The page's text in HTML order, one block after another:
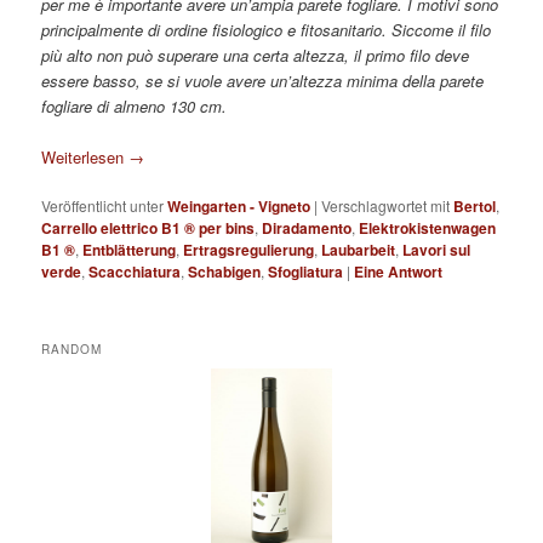
principalmente di ordine fisiologico e fitosanitario. Siccome il filo
più alto non può superare una certa altezza, il primo filo deve
essere basso, se si vuole avere un’altezza minima della parete
fogliare di almeno 130 cm.
Weiterlesen →
Veröffentlicht unterWeingarten - Vigneto |Verschlagwortet mit Bertol,
Carrello elettrico B1 ® per bins, Diradamento, Elektrokistenwagen
B1 ®, Entblätterung, Ertragsregulierung, Laubarbeit, Lavori sul
verde,Scacchiatura,Schabigen,Sfogliatura | EineAntwort
RANDOM